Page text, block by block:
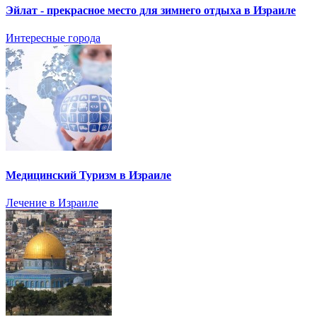
Эйлат - прекрасное место для зимнего отдыха в Израиле
Интересные города
Медицинский Туризм в Израиле
Лечение в Израиле